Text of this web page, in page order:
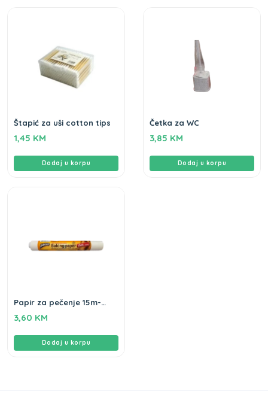
Štapić za uši cotton tips
1,45 KM
Dodaj u korpu
Četka za WC
3,85 KM
Dodaj u korpu
Papir za pečenje 15m-
3,60 KM
Dodaj u korpu